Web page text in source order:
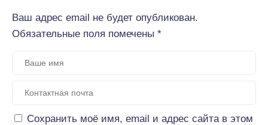
Ваш адрес email не будет опубликован.
Обязательные поля помечены *
Сохранить моё имя, email и адрес сайта в этом